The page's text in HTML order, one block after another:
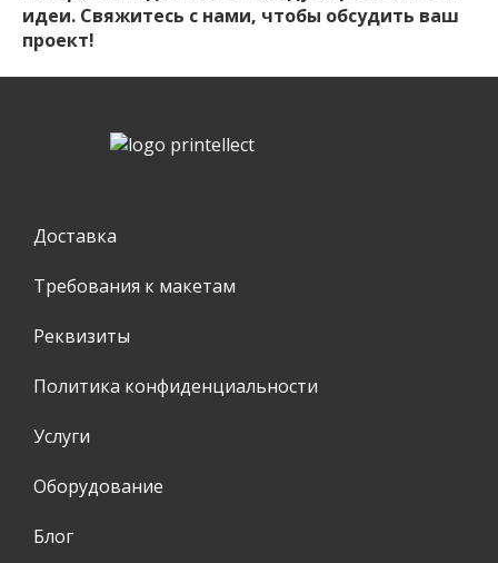
идеи. Свяжитесь с нами, чтобы обсудить ваш
проект!
Доставка
Требования к макетам
Реквизиты
Политика конфиденциальности
Услуги
Оборудование
Блог